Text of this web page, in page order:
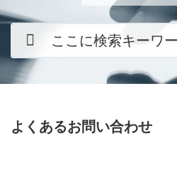
よくあるお問い合わせ